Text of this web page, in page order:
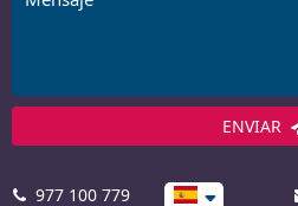
ENVIAR
977 100 779